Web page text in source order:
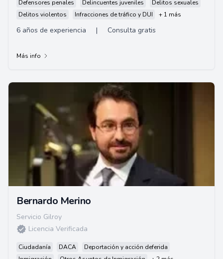
Defensores penales Delincuentes juveniles
Delitos sexuales
Delitos violentos
Infracciones de tráfico y DUI + 1 más
6 años de experiencia | Consulta gratis
Más info
Bernardo Merino
Servicio Gilroy
Licencia Verificada
Ciudadanía DACA
Deportación y acción deferida